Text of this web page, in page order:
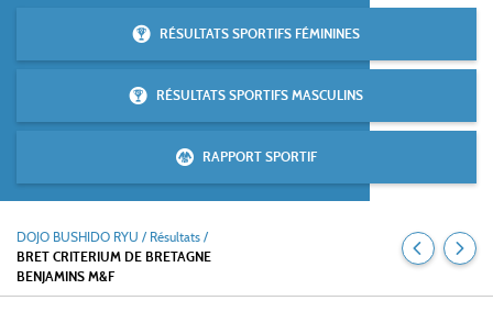
RÉSULTATS SPORTIFS FÉMININES
RÉSULTATS SPORTIFS MASCULINS
RAPPORT SPORTIF
DOJO BUSHIDO RYU / Résultats /
BRET CRITERIUM DE BRETAGNE
BENJAMINS M&F